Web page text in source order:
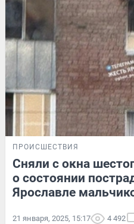
ПРОИСШЕСТВИЯ
Сняли с окна
о состоянии
Ярославле
21 января, 2025, 15:17 4 492